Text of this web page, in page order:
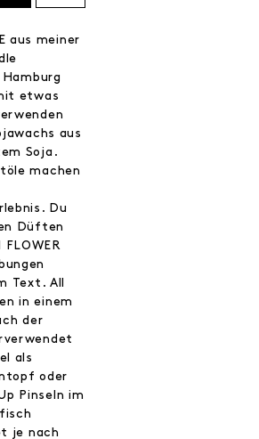
aus meiner
etwas
aus
Soja.
machen
Du
Düften
Text. All
in einem
der
als
oder
Pinseln im
je nach